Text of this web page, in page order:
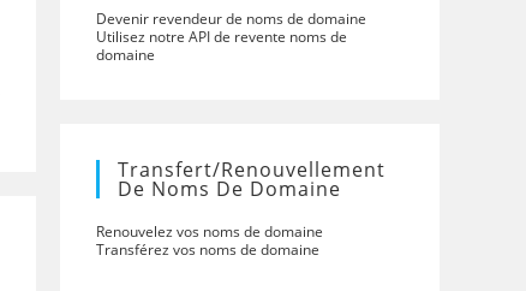
Devenir revendeur de noms de domaine
Utilisez notre API de revente noms de
domaine
Transfert/renouvellement
De Noms De Domaine
Renouvelez vos noms de domaine
Transférez vos noms de domaine